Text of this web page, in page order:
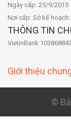
Ngày cấp: 25/9/2015
Nơi cấp: Sở kế
THÔNG TIN
VietinBank
Giới thiệu
©